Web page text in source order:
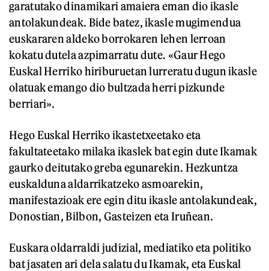
garatutako dinamikari amaiera eman dio ikasle
antolakundeak. Bide batez, ikasle mugimendua
euskararen aldeko borrokaren lehen lerroan
kokatu dutela azpimarratu dute. «Gaur Hego
Euskal Herriko hiriburuetan lurreratu dugun ikasle
olatuak emango dio bultzada herri pizkunde
berriari».
Hego Euskal Herriko ikastetxeetako eta
fakultateetako milaka ikaslek bat egin dute Ikamak
gaurko deitutako greba egunarekin. Hezkuntza
euskalduna aldarrikatzeko asmoarekin,
manifestazioak ere egin ditu ikasle antolakundeak,
Donostian, Bilbon, Gasteizen eta Iruñean.
Euskara oldarraldi judizial, mediatiko eta politiko
bat jasaten ari dela salatu du Ikamak, eta Euskal